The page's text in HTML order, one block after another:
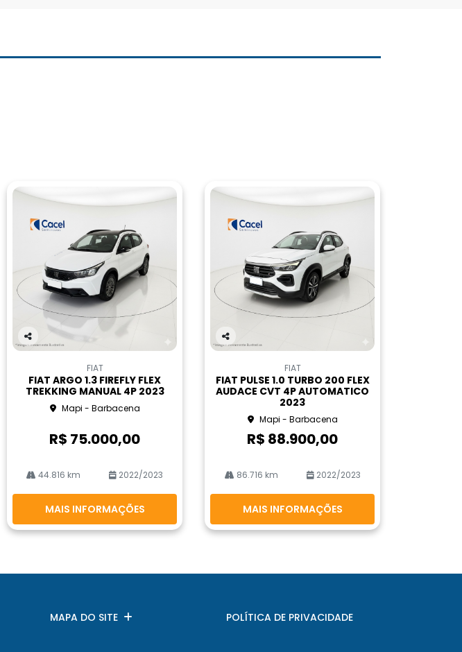
Co
rtil
he
FIAT
FIAT ARGO 1.3 FIREFLY FLEX
TREKKING MANUAL 4P 2023
Mapi - Barbacena
R$ 75.000,00
44.816 km 2022/2023
MAIS INFORMAÇÕES
Co
rtil
he
FIAT
FIAT PULSE 1.0 TURBO 200 FLEX
AUDACE CVT 4P AUTOMATICO
2023
Mapi - Barbacena
R$ 88.900,00
86.716 km 2022/2023
MAIS INFORMAÇÕES
MAPA DO SITE POLÍTICA DE PRIVACIDADE